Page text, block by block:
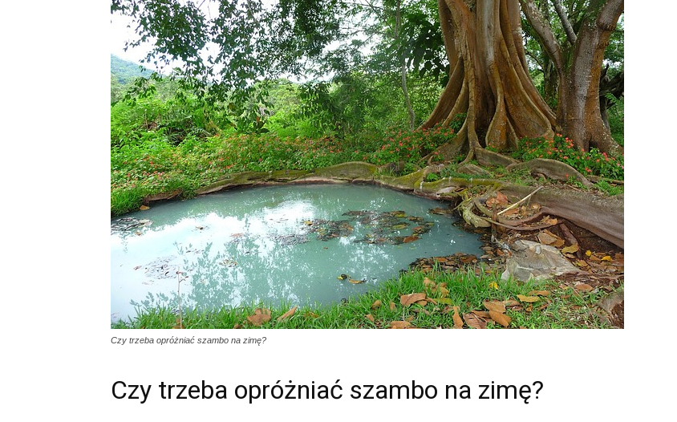
Czy trzeba opróżniać szambo na zimę?
Czy trzeba opróżniać szambo na zimę?